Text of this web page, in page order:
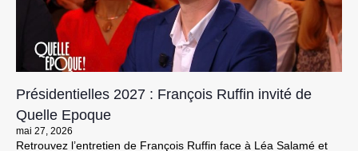
Présidentielles 2027 : François Ruffin invité de
Quelle Epoque
mai 27, 2026
Retrouvez l’entretien de François Ruffin face à Léa Salamé et